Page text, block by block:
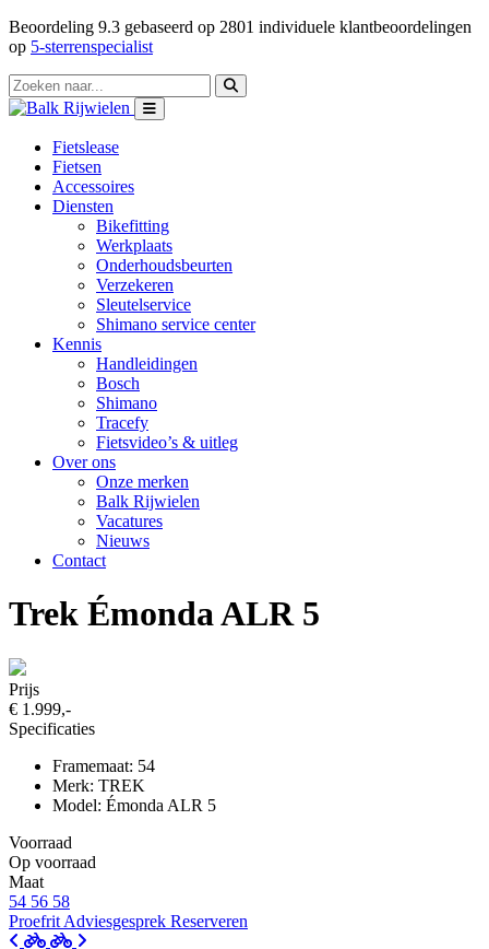
Beoordeling 9.3 gebaseerd op 2801 individuele klantbeoordelingen
op 5-sterrenspecialist
Fietslease
Fietsen
Accessoires
Diensten
Bikefitting
Werkplaats
Onderhoudsbeurten
Verzekeren
Sleutelservice
Shimano service center
Kennis
Handleidingen
Bosch
Shimano
Tracefy
Fietsvideo’s & uitleg
Over ons
Onze merken
Balk Rijwielen
Vacatures
Nieuws
Contact
Trek Émonda ALR 5
Prijs
€ 1.999,-
Specificaties
Framemaat: 54
Merk: TREK
Model: Émonda ALR 5
Voorraad
Op voorraad
Maat
54 56 58
Proefrit Adviesgesprek Reserveren